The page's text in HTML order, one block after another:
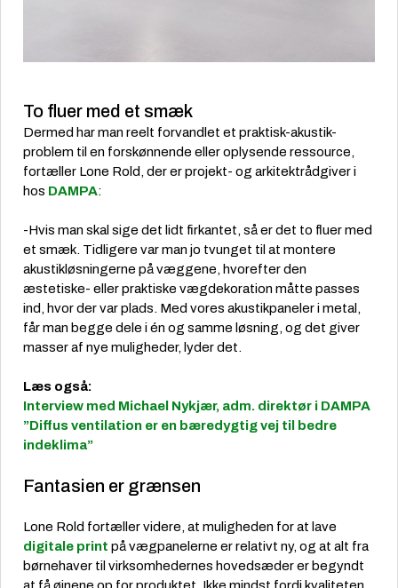
To fluer med et smæk
Dermed har man reelt forvandlet et praktisk-akustik-
problem til en forskønnende eller oplysende ressource,
fortæller Lone Rold, der er projekt- og arkitektrådgiver i
hos DAMPA:
-Hvis man skal sige det lidt firkantet, så er det to fluer med
et smæk. Tidligere var man jo tvunget til at montere
akustikløsningerne på væggene, hvorefter den
æstetiske- eller praktiske vægdekoration måtte passes
ind, hvor der var plads. Med vores akustikpaneler i metal,
får man begge dele i én og samme løsning, og det giver
masser af nye muligheder, lyder det.
Læs også:
Interview med Michael Nykjær, adm. direktør i DAMPA
”Diffus ventilation er en bæredygtig vej til bedre
indeklima”
Fantasien er grænsen
Lone Rold fortæller videre, at muligheden for at lave
digitale print på vægpanelerne er relativt ny, og at alt fra
børnehaver til virksomhedernes hovedsæder er begyndt
at få øjnene op for produktet. Ikke mindst fordi kvaliteten